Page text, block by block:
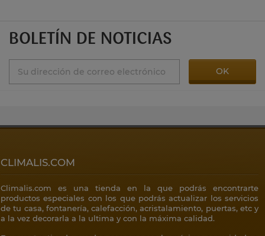
BOLETÍN DE NOTICIAS
CLIMALIS.COM
Climalis.com es una tienda en la que podrás encontrarte
productos especiales con los que podrás actualizar los servicios
de tu casa, fontanería, calefacción, acristalamiento, puertas, etc y
a la vez decorarla a la ultima y con la máxima calidad.